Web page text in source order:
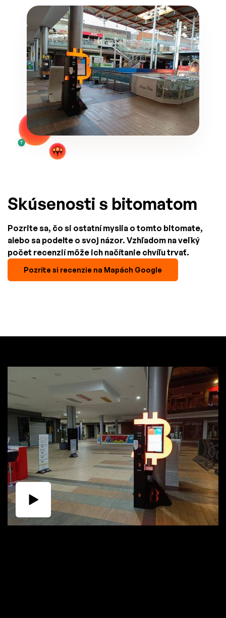
Skúsenosti s bitomatom
Pozrite sa, čo si ostatní myslia o tomto bitomate,
alebo sa podelte o svoj názor. Vzhľadom na veľký
počet recenzií môže ich načítanie chvíľu trvať.
Pozrite si recenzie na Mapách Google